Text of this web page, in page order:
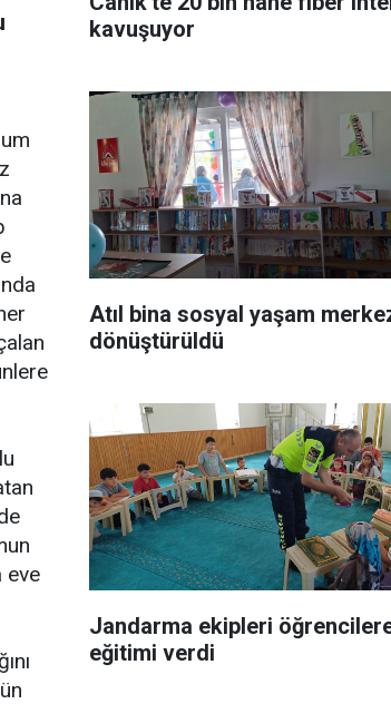
eve
kavuşuyor
Atıl bina sosyal yaşam
dönüştürüldü
Jandarma ekipleri
eğitimi verdi